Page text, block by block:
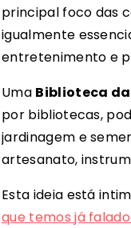
principal foco das
igualmente
entretenimento e
Uma Biblioteca
por bibliotecas,
jardinagem e
artesanato,
Esta ideia está
que temos já